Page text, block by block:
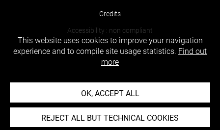
Credits
Accessibility : non compliant
This website uses cookies to improve your navigation
experience and to compile site usage statistics. Find out
more
OK, ACCEPT ALL
REJECT ALL BUT TECHNICAL COOKIES